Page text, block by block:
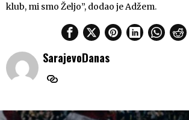
klub, mi smo Željo”, dodao je Adžem.
SarajevoDanas